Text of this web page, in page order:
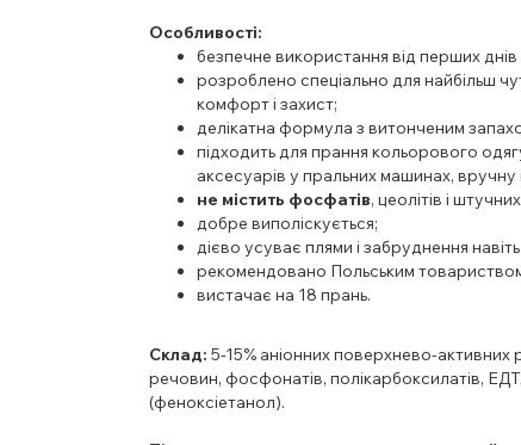
Особливості:
безпечне використання від перших днів
розроблено спеціально для найбільш
комфорт і захист;
делікатна формула з витонченим
підходить для прання кольорового
аксесуарів у пральних машинах, вручну
не містить фосфатів, цеолітів і
добре виполіскується;
дієво усуває плями і забруднення
рекомендовано Польським
вистачає на 18 прань.
Склад: 5-15% аніонних поверхнево-
речовин, фосфонатів, полікарбоксилатів,
(феноксіетанол).